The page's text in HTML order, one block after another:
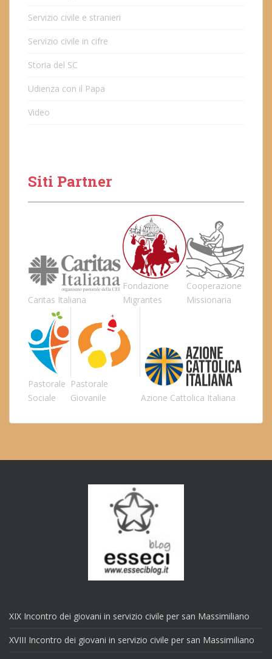
Servizio civile e stranieri
Servizio civile in cifre
Storia del SC
Udienza con il Papa
Video
Siti Partner
Caritas Italiana
Fondazione
Migrantes
Cooperazione
Missionaria
Pastorale
Sociale
Pastorale
Giovanile
Azione Cattolica Italiana
XIX Incontro dei giovani in servizio civile per san Massimiliano
XVIII Incontro dei giovani in servizio civile per san Massimiliano